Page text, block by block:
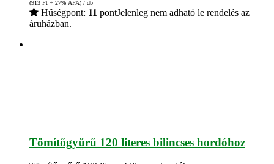
(913 Ft + 27% ÁFA) / db
Hűségpont: 11 pontJelenleg nem adható le rendelés az
áruházban.
Tömítőgyűrű 120 literes bilincses hordóhoz